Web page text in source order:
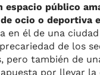
espacio público
ocio o deportiva
en él de una
de los
pero también de
por llevar